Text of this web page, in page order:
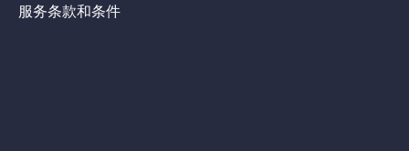
服务条款和条件